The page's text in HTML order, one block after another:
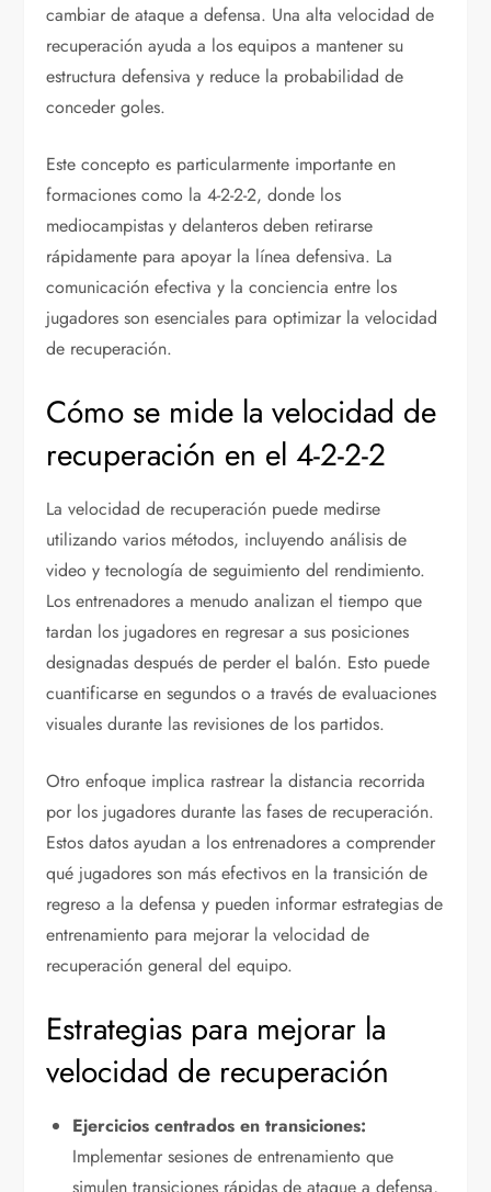
cambiar de ataque a defensa. Una alta velocidad de
recuperación ayuda a los equipos a mantener su
estructura defensiva y reduce la probabilidad de
conceder goles.
Este concepto es particularmente importante en
formaciones como la 4-2-2-2, donde los
mediocampistas y delanteros deben retirarse
rápidamente para apoyar la línea defensiva. La
comunicación efectiva y la conciencia entre los
jugadores son esenciales para optimizar la velocidad
de recuperación.
Cómo se mide la velocidad de
recuperación en el 4-2-2-2
La velocidad de recuperación puede medirse
utilizando varios métodos, incluyendo análisis de
video y tecnología de seguimiento del rendimiento.
Los entrenadores a menudo analizan el tiempo que
tardan los jugadores en regresar a sus posiciones
designadas después de perder el balón. Esto puede
cuantificarse en segundos o a través de evaluaciones
visuales durante las revisiones de los partidos.
Otro enfoque implica rastrear la distancia recorrida
por los jugadores durante las fases de recuperación.
Estos datos ayudan a los entrenadores a comprender
qué jugadores son más efectivos en la transición de
regreso a la defensa y pueden informar estrategias de
entrenamiento para mejorar la velocidad de
recuperación general del equipo.
Estrategias para mejorar la
velocidad de recuperación
Ejercicios centrados en transiciones:
Implementar sesiones de entrenamiento que